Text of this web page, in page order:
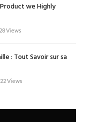
we Highly
28Views
: Tout Savoir sur sa
22Views